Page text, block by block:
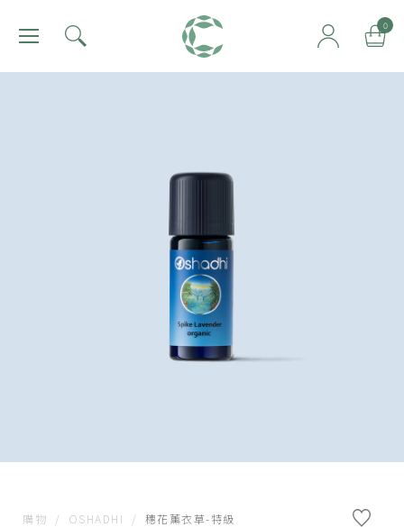
肯園 Canjune 0
購物 / OSHADHI / 穗花薰衣草-特級